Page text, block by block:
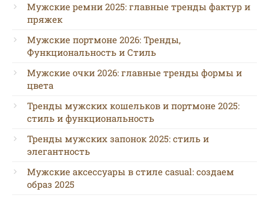
Мужские ремни 2025: главные тренды фактур и
пряжек
Мужские портмоне 2026: Тренды,
Функциональность и Стиль
Мужские очки 2026: главные тренды формы и
цвета
Тренды мужских кошельков и портмоне 2025:
стиль и функциональность
Тренды мужских запонок 2025: стиль и
элегантность
Мужские аксессуары в стиле casual: создаем
образ 2025